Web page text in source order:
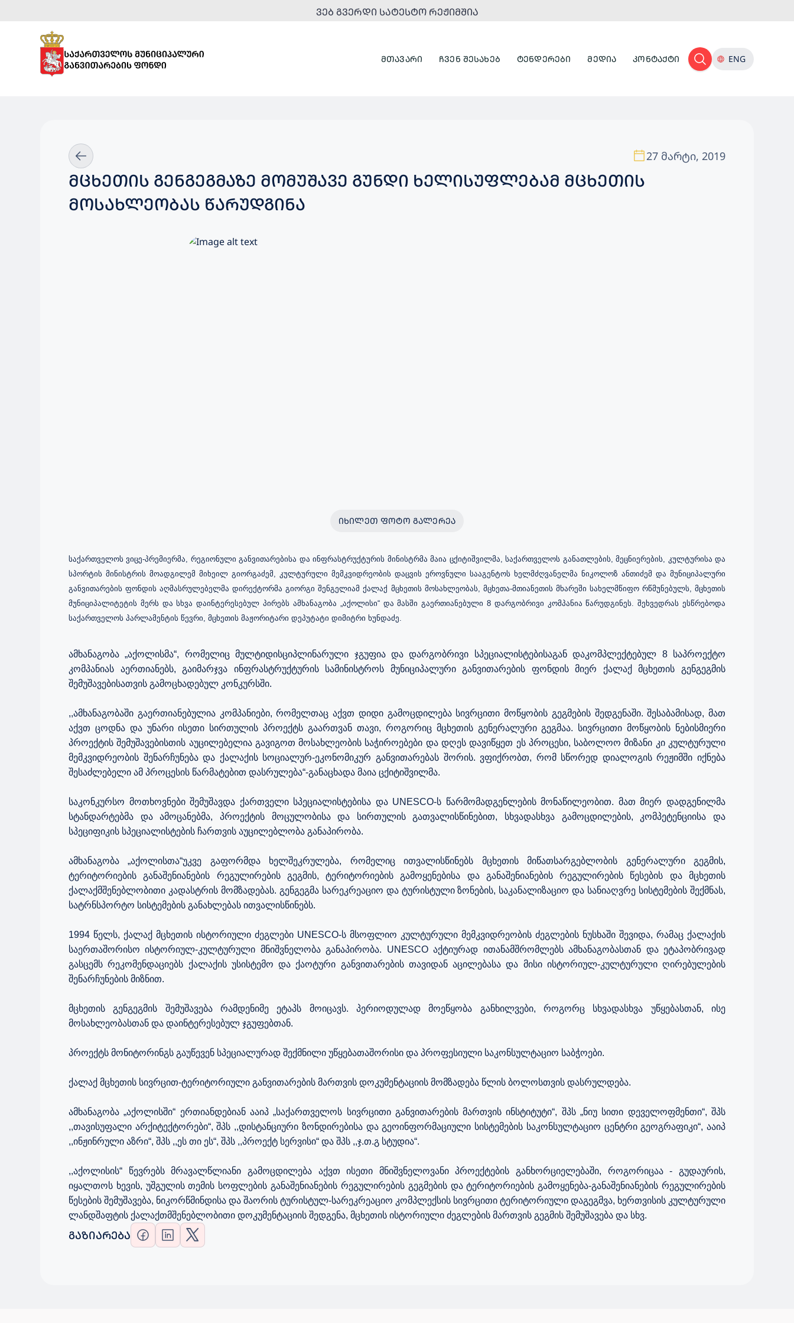
ᲕᲔᲑ ᲒᲕᲔᲠᲓᲘ ᲡᲐᲢᲔᲡᲢᲝ ᲠᲔᲟᲘᲛᲨᲘᲐ
ᲛᲗᲐᲕᲐᲠᲘ ᲩᲕᲔᲜ ᲨᲔᲡᲐᲮᲔᲑ ᲢᲔᲜᲓᲔᲠᲔᲑᲘ ᲛᲔᲓᲘᲐ ᲙᲝᲜᲢᲐᲥᲢᲘ ENG
27 მარტი, 2019
ᲛᲪᲮᲔᲗᲘᲡ ᲒᲔᲜᲒᲔᲒᲛᲐᲖᲔ ᲛᲝᲛᲣᲨᲐᲕᲔ ᲒᲣᲜᲓᲘ ᲮᲔᲚᲘᲡᲣᲤᲚᲔᲑᲐᲛ ᲛᲪᲮᲔᲗᲘᲡ
ᲛᲝᲡᲐᲮᲚᲔᲝᲑᲐᲡ ᲬᲐᲠᲣᲓᲒᲘᲜᲐ
ᲘᲮᲘᲚᲔᲗ ᲤᲝᲢᲝ ᲒᲐᲚᲔᲠᲔᲐ
საქართველოს ვიცე-პრემიერმა, რეგიონული განვითარებისა და ინფრასტრუქტურის მინისტრმა მაია ცქიტიშვილმა, საქართველოს განათლების, მეცნიერების, კულტურისა და
სპორტის მინისტრის მოადგილემ მიხეილ გიორგაძემ, კულტურული მემკვიდრეობის დაცვის ეროვნული სააგენტოს ხელმძღვანელმა ნიკოლოზ ანთიძემ და მუნიციპალური
განვითარების ფონდის აღმასრულებელმა დირექტორმა გიორგი შენგელიამ ქალაქ მცხეთის მოსახლეობას, მცხეთა-მთიანეთის მხარეში სახელმწიფო რწმუნებულს, მცხეთის
მუნიციპალიტეტის მერს და სხვა დაინტერესებულ პირებს ამხანაგობა „აქოლისი“ და მასში გაერთიანებული 8 დარგობრივი კომპანია წარუდგინეს. შეხვედრას ესწრებოდა
საქართველოს პარლამენტის წევრი, მცხეთის მაჟორიტარი დეპუტატი დიმიტრი ხუნდაძე.
ამხანაგობა „აქოლისმა“, რომელიც მულტიდისციპლინარული ჯგუფია და დარგობრივი სპეციალისტებისაგან დაკომპლექტებულ 8 საპროექტო
კომპანიას აერთიანებს, გაიმარჯვა ინფრასტრუქტურის სამინისტროს მუნიციპალური განვითარების ფონდის მიერ ქალაქ მცხეთის გენგეგმის
შემუშავებისათვის გამოცხადებულ კონკურსში.
,,ამხანაგობაში გაერთიანებულია კომპანიები, რომელთაც აქვთ დიდი გამოცდილება სივრცითი მოწყობის გეგმების შედგენაში. შესაბამისად, მათ
აქვთ ცოდნა და უნარი ისეთი სირთულის პროექტს გაართვან თავი, როგორიც მცხეთის გენერალური გეგმაა. სივრცითი მოწყობის ნებისმიერი
პროექტის შემუშავებისთის აუცილებელია გავიგოთ მოსახლეობის საჭიროებები და დღეს დავიწყეთ ეს პროცესი, საბოლოო მიზანი კი კულტურული
მემკვიდრეობის შენარჩუნება და ქალაქის სოციალურ-ეკონომიკურ განვითარებას შორის. ვფიქრობთ, რომ სწორედ დიალოგის რეჟიმში იქნება
შესაძლებელი ამ პროცესის წარმატებით დასრულება“-განაცხადა მაია ცქიტიშვილმა.
საკონკურსო მოთხოვნები შემუშავდა ქართველი სპეციალისტებისა და UNESCO-ს წარმომადგენლების მონაწილეობით. მათ მიერ დადგენილმა
სტანდარტებმა და ამოცანებმა, პროექტის მოცულობისა და სირთულის გათვალისწინებით, სხვადასხვა გამოცდილების, კომპეტენციისა და
სპეციფიკის სპეციალისტების ჩართვის აუცილებლობა განაპირობა.
ამხანაგობა „აქოლისთა“უკვე გაფორმდა ხელშეკრულება, რომელიც ითვალისწინებს მცხეთის მიწათსარგებლობის გენერალური გეგმის,
ტერიტორიების განაშენიანების რეგულირების გეგმის, ტერიტორიების გამოყენებისა და განაშენიანების რეგულირების წესების და მცხეთის
ქალაქმშენებლობითი კადასტრის მომზადებას. გენგეგმა სარეკრეაციო და ტურისტული ზონების, საკანალიზაციო და სანიაღვრე სისტემების შექმნას,
სატრნსპორტო სისტემების განახლებას ითვალისწინებს.
1994 წელს, ქალაქ მცხეთის ისტორიული ძეგლები UNESCO-ს მსოფლიო კულტურული მემკვიდრეობის ძეგლების ნუსხაში შევიდა, რამაც ქალაქის
საერთაშორისო ისტორიულ-კულტურული მნიშვნელობა განაპირობა. UNESCO აქტიურად ითანამშრომლებს ამხანაგობასთან და ეტაპობრივად
გასცემს რეკომენდაციებს ქალაქის უსისტემო და ქაოტური განვითარების თავიდან აცილებასა და მისი ისტორიულ-კულტურული ღირებულების
შენარჩუნების მიზნით.
მცხეთის გენგეგმის შემუშავება რამდენიმე ეტაპს მოიცავს. პერიოდულად მოეწყობა განხილვები, როგორც სხვადასხვა უწყებასთან, ისე
მოსახლეობასთან და დაინტერესებულ ჯგუფებთან.
პროექტს მონიტორინგს გაუწევენ სპეციალურად შექმნილი უწყებათაშორისი და პროფესიული საკონსულტაციო საბჭოები.
ქალაქ მცხეთის სივრცით-ტერიტორიული განვითარების მართვის დოკუმენტაციის მომზადება წლის ბოლოსთვის დასრულდება.
ამხანაგობა „აქოლისში“ ერთიანდებიან ააიპ „საქართველოს სივრცითი განვითარების მართვის ინსტიტუტი“, შპს „ნიუ სითი დეველოფმენთი“, შპს
,,თავისუფალი არქიტექტორები“, შპს ,,დისტანციური ზონდირებისა და გეოინფორმაციული სისტემების საკონსულტაციო ცენტრი გეოგრაფიკი“, ააიპ
,,ინჟინრული აზრი“, შპს ,,ეს თი ეს“, შპს ,,პროექტ სერვისი“ და შპს ,,ჯ.თ.გ სტუდია“.
,,აქოლისის“ წევრებს მრავალწლიანი გამოცდილება აქვთ ისეთი მნიშვნელოვანი პროექტების განხორციელებაში, როგორიცაა - გუდაურის,
იყალთოს ხევის, უშგულის თემის სოფლების განაშენიანების რეგულირების გეგმების და ტერიტორიების გამოყენება-განაშენიანების რეგულირების
წესების შემუშავება, ნიკორწმინდისა და შაორის ტურისტულ-სარეკრეაციო კომპლექსის სივრცითი ტერიტორიული დაგეგმვა, ხერთვისის კულტურული
ლანდშაფტის ქალაქთმშენებლობითი დოკუმენტაციის შედგენა, მცხეთის ისტორიული ძეგლების მართვის გეგმის შემუშავება და სხვ.
ᲒᲐᲖᲘᲐᲠᲔᲑᲐ